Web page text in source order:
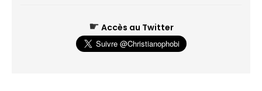
☛ Accès au Twitter